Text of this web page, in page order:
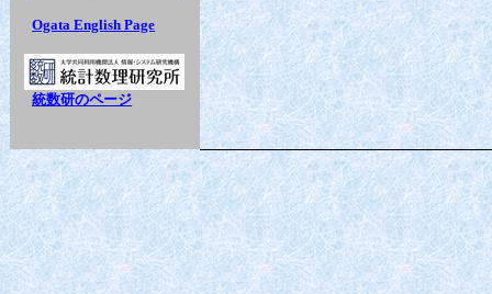
Ogata English Page
統数研のページ